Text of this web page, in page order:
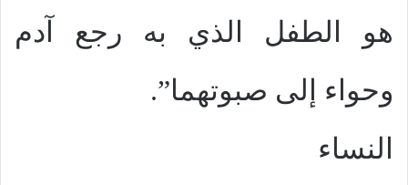
هو الطفل الذي به رجع آدم
وحواء إلى صبوتهما”.
النساء